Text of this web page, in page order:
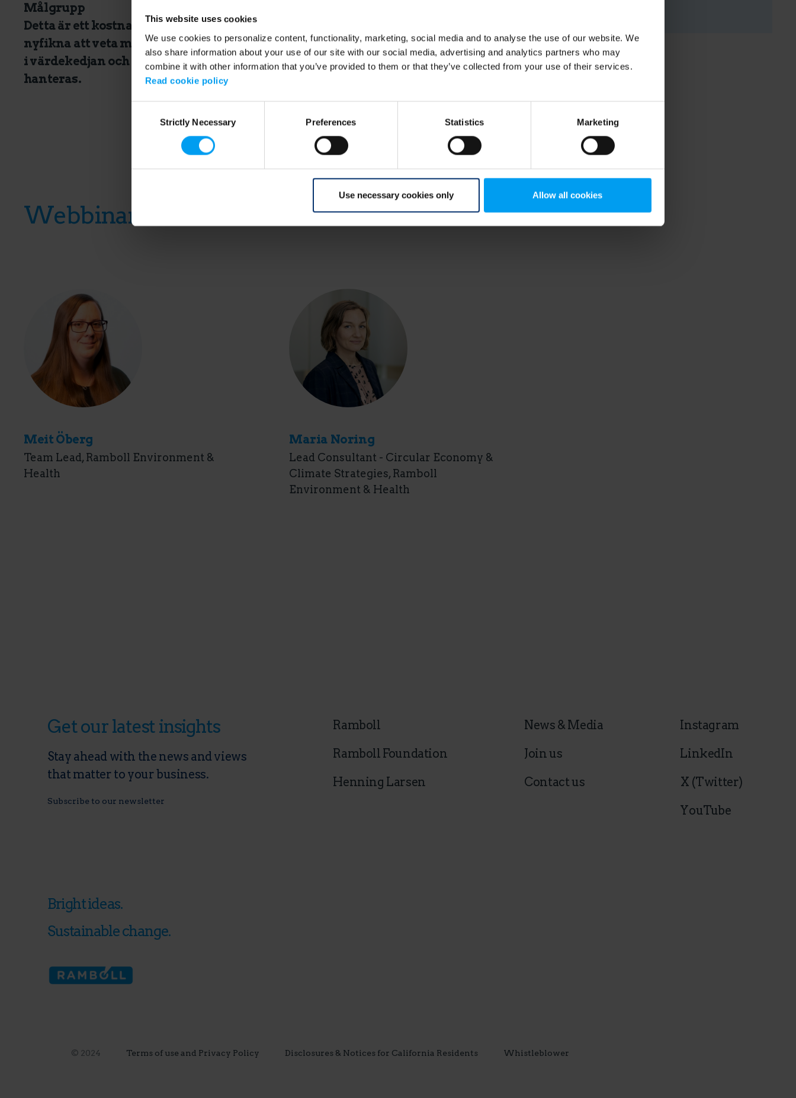
This website uses cookies
We use cookies to personalize content, functionality, marketing, social media and to analyse the use of our website. We
also share information about your use of our site with our social media, advertising and analytics partners who may
combine it with other information that you’ve provided to them or that they’ve collected from your use of their services.
Read cookie policy
SelectionStrictly Necessary Preferences Statistics Marketing
Use necessary cookies only Allow all cookies
Målgrupp
Detta är ett kostnadsfritt webbinarium som riktar sig till alla som är
nyfikna att veta mer om hur påverkan på biologisk mångfald uppstår
i värdekedjan och på platsen för verksamheten samt hur risker kan
hanteras.
Webbinarieledare
Meit Öberg
Team Lead, Ramboll Environment &
Health
Maria Noring
Lead Consultant - Circular Economy &
Climate Strategies, Ramboll
Environment & Health
Get our latest insights
Stay ahead with the news and views
that matter to your business.
Subscribe to our newsletter
Ramboll
Ramboll Foundation
Henning Larsen
News & Media
Join us
Contact us
Instagram
LinkedIn
X (Twitter)
YouTube
Bright ideas.
Sustainable change.
© 2024 Terms of use and Privacy Policy Disclosures & Notices for California Residents Whistleblower